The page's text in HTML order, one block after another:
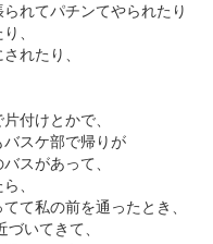
れてパチンてやられたり
、
れたり、
付けとかで、
スケ部で帰りが
スがあって、
、
て私の前を通ったとき、
いてきて、